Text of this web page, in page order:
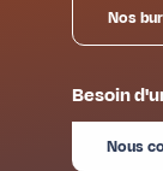
Nos
Besoin
Nous